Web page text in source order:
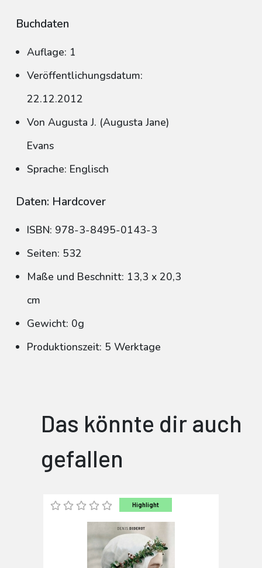
Buchdaten
Auflage: 1
Veröffentlichungsdatum:
22.12.2012
Von Augusta J. (Augusta Jane)
Evans
Sprache: Englisch
Daten: Hardcover
ISBN: 978-3-8495-0143-3
Seiten: 532
Maße und Beschnitt: 13,3 x 20,3
cm
Gewicht: 0g
Produktionszeit: 5 Werktage
Das könnte dir auch
gefallen
Highlight